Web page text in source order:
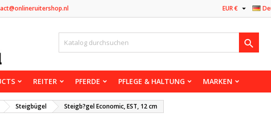
EUR € 

REITER PFERDE PFLEGE & HALTUNG MARKEN
Steigbügel Steigb?gel Economic, EST, 12 cm